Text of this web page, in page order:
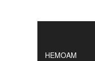
HEMOAM